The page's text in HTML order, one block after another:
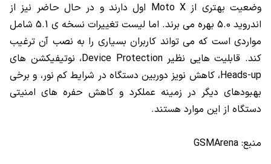
وضعیت بهتری از Moto X اول دارند و در حال حاضر نیز از
اندروید 5.0 بهره می برند. اما لیست تغییرات نسخه ی 5.1 شامل
مواردی است که می تواند کاربران بسیاری را به نصب آن ترغیب
کند. قابلیت هایی نظیر Device Protection، نوتیفیکشن های
Heads-up، کاهش نویز دوربین دستگاه در شرایط کم نور، و برخی
بهبودهای دیگر در زمینه عملکرد و کاهش حفره های امنیتی
دستگاه از این موارد هستند.
منبع: GSMArena